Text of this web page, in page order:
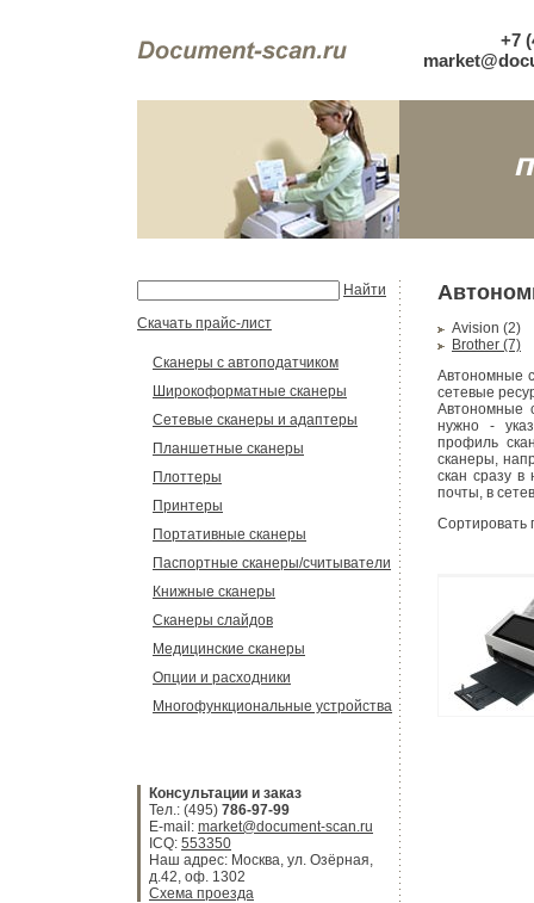
+7
Найти
Скачать прайс-лист
Сканеры с автоподатчиком
Широкоформатные сканеры
Сетевые сканеры и адаптеры
Планшетные сканеры
Плоттеры
Принтеры
Портативные сканеры
Паспортные сканеры/считыватели
Книжные сканеры
Сканеры слайдов
Медицинские сканеры
Опции и расходники
Многофункциональные устройства
Консультации и заказ
Тел.: (495) 786-97-99
E-mail: market@document-scan.ru
ICQ: 553350
Наш адрес: Москва, ул. Озёрная,
д.42, оф. 1302
Схема проезда
Avision (2)
Brother (7)
Автономные
сетевые
Автономные
нужно -
профиль
сканеры,
скан сразу в
почты, в
Сортировать